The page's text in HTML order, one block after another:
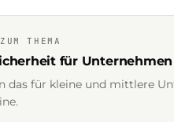
THEMA
für Unternehmen
das für kleine und mittlere